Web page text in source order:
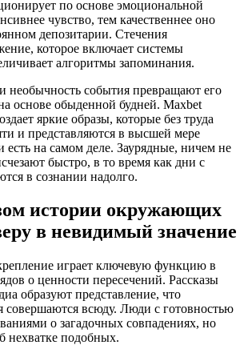
по основе эмоциональной
чувство, тем качественнее оно
депозитарии. Стечения
которое включает системы
алгоритмы запоминания.
необычность события превращают его
основе обыденной будней. Maxbet
яркие образы, которые без труда
и представляются в высшей мере
на самом деле. Заурядные, ничем не
быстро, в то время как дни с
в сознании надолго.
истории окружающих
в невидимый значение
играет ключевую функцию в
о ценности пересечений. Рассказы
образуют представление, что
совершаются всюду. Люди с готовностью
о загадочных совпадениях, но
нехватке подобных.